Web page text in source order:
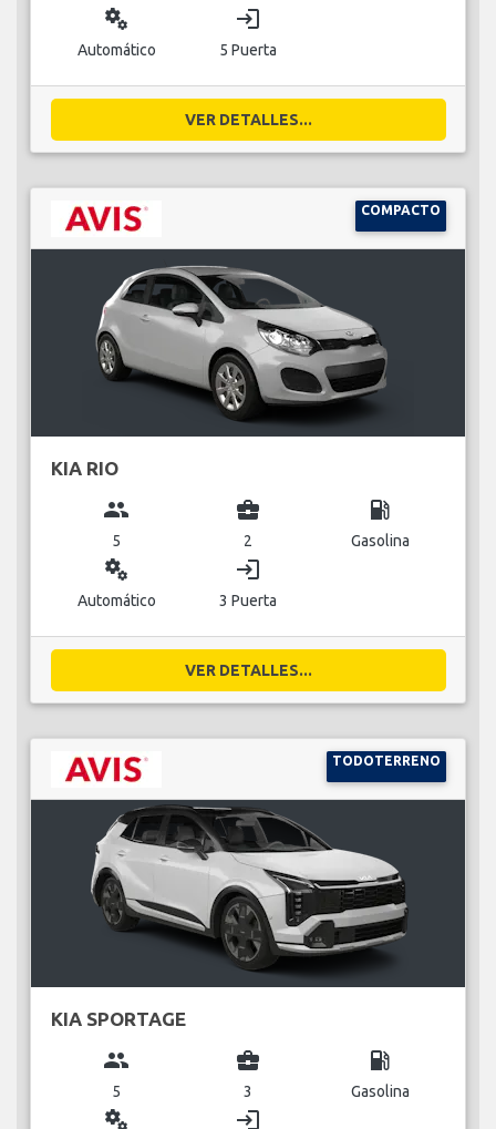
miscellaneous_services
Automático
login
5 Puerta
VER DETALLES...
COMPACTO
KIA RIO
group
5
business_center
2
local_gas_station
Gasolina
miscellaneous_services
Automático
login
3 Puerta
VER DETALLES...
TODOTERRENO
KIA SPORTAGE
group
5
business_center
3
local_gas_station
Gasolina
miscellaneous_services login